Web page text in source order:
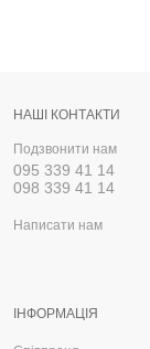
НАШІ КОНТАКТИ
Подзвонити нам
095 339 41 14
098 339 41 14
Написати нам
ІНФОРМАЦІЯ